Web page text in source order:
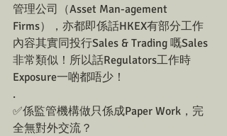
管理公司（Asset Man-agement
Firms），亦都即係話HKEX有部分工作
內容其實同投行Sales & Trading 嘅Sales
非常類似！所以話Regulators工作時
Exposure一啲都唔少！
.
✅係監管機構做只係成Paper Work，完
全無對外交流？